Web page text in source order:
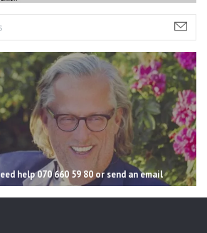
help 070 660 59 80 or send an email